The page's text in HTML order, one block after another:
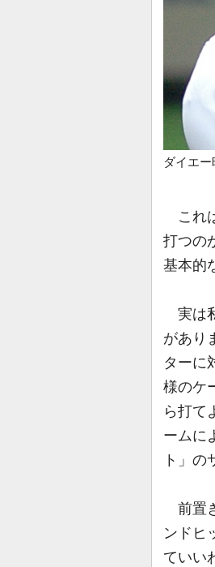
ダイエ
これ
打つの
基本的
実は
があり
ターに
様のケ
ら打て
ームに
ト」の
前置
ンドヒ
ていい